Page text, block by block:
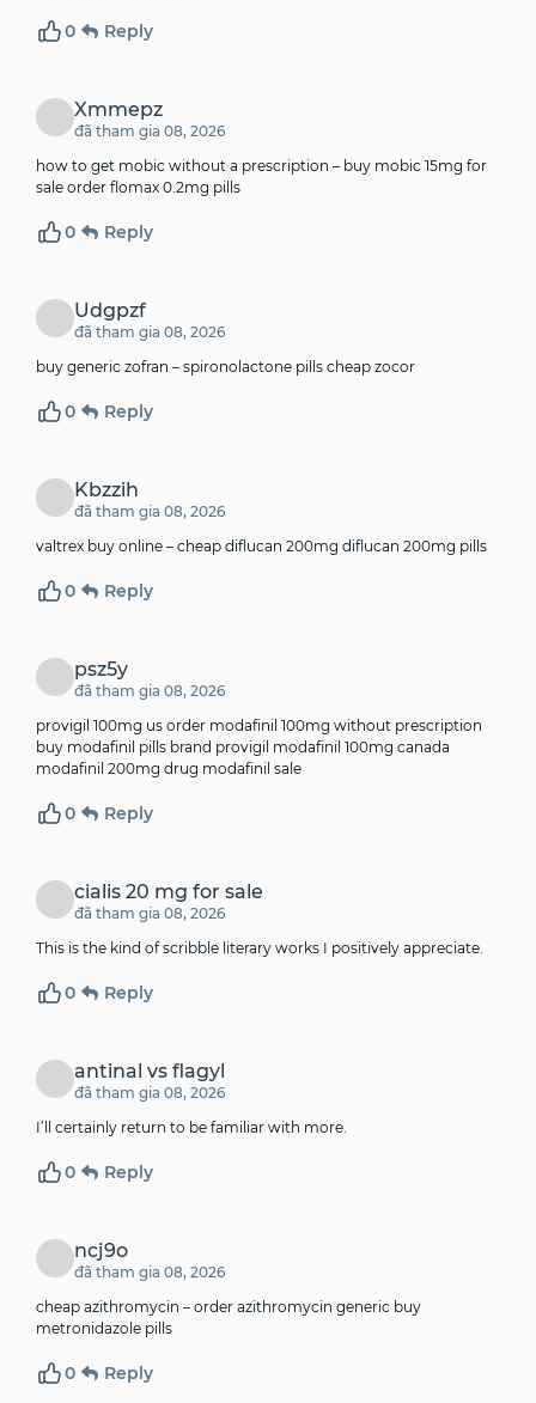
0 Reply
Xmmepz
đã tham gia 08, 2026
how to get mobic without a prescription – buy mobic 15mg for
sale order flomax 0.2mg pills
0 Reply
Udgpzf
đã tham gia 08, 2026
buy generic zofran – spironolactone pills cheap zocor
0 Reply
Kbzzih
đã tham gia 08, 2026
valtrex buy online – cheap diflucan 200mg diflucan 200mg pills
0 Reply
psz5y
đã tham gia 08, 2026
provigil 100mg us order modafinil 100mg without prescription
buy modafinil pills brand provigil modafinil 100mg canada
modafinil 200mg drug modafinil sale
0 Reply
cialis 20 mg for sale
đã tham gia 08, 2026
This is the kind of scribble literary works I positively appreciate.
0 Reply
antinal vs flagyl
đã tham gia 08, 2026
I’ll certainly return to be familiar with more.
0 Reply
ncj9o
đã tham gia 08, 2026
cheap azithromycin – order azithromycin generic buy
metronidazole pills
0 Reply